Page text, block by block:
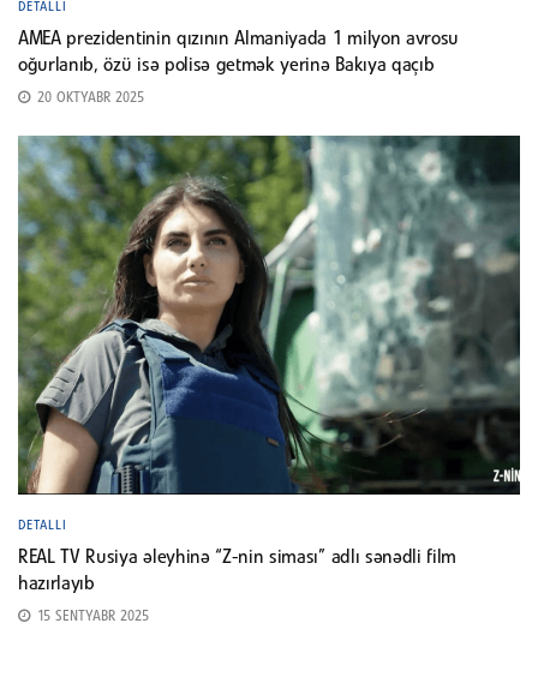
DETALLI
AMEA prezidentinin qızının Almaniyada 1 milyon avrosu
oğurlanıb, özü isə polisə getmək yerinə Bakıya qaçıb
20 OKTYABR 2025
DETALLI
REAL TV Rusiya əleyhinə “Z-nin siması” adlı sənədli film
hazırlayıb
15 SENTYABR 2025